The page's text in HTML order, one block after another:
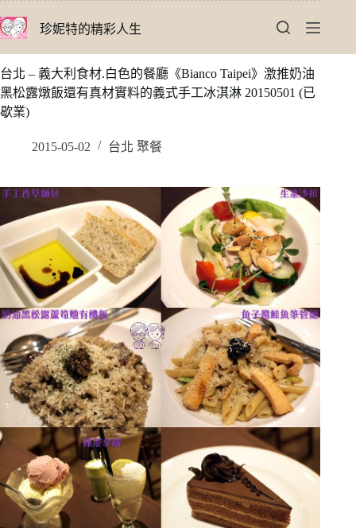
至
要
內
容
珍妮特的精彩人生
台北 – 義大利食材.白色的餐廳《Bianco Taipei》激推奶油
黑松露燉飯還有真材實料的義式手工冰淇淋 20150501 (已
歇業)
2015-05-02 台北 聚餐